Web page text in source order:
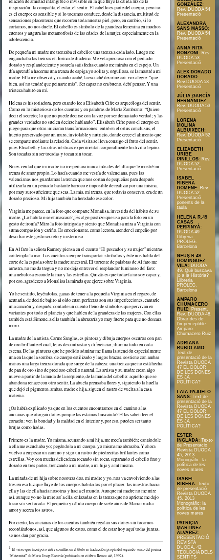
relación de amistad intangible o invisible en la que fluye la cálida luz de la
inspiración: la compañía, el estar, el sentir. El cabello es parte del cuerpo, pero no
es el cuerpo; es sensible y si lo tocamos conduce, desde la distancia, multitud de
sensaciones placenteras que recorren toda nuestra piel, pero, en cambio, si lo
cortamos, no nos duele. El cabello es símbolo de la grandeza femenina en muchos
cuentos y augura las metamorfosis de las edades de la mujer, especialmente en la
adolescencia.
De pequeña mi madre me trenzaba el cabello: una trenza a cada lado. Luego me
enganchaba las trenzas en forma de diadema. Me veía preciosa con el peinado
dorado y resplandeciente y sonreía satisfecha cuando me miraba en el espejo. Un
día aprendí a hacerme una trenza de espiga yo solita y, orgullosa, se la mostré a mi
madre. Ella me observó y, cuando acabé, la escuché decirme con voz alegre: “que
bien, así no tendré que peinarte más”. Ser capaz no era bueno, debí pensar. Y una
tristeza habitó en mí.
Helena es historiadora, pero cuando lee a Elisabeth Cifre es arqueóloga del sentir.
Como en lo misterioso de los cuentos y en palabras de María Zambrano: “Quiere
decir el secreto; lo que no puede decirse con la voz por ser demasiado verdad; y las
grandes verdades no suelen decirse hablando”. Elisabeth Cifre puso el cuerpo en
juego para que otras iniciaran transformaciones: entró en el ortus conclusus, el
huerto preservado por un muro, inviolable y nutricio, donde crece el alimento que
se comparte mediante la relación. Cada visita se lleva consigo el fruto del sentir,
pues Elisabeth y las otras místicas experimentan corporalmente lo divino lejano.
Son tocadas sin ser tocadas y tocan sin tocar.
No es verdad que mi madre no me peinara nunca más des del día que le mostré mi
trenza de amor propio. Lo hacía cuando me vestía de valenciana, pues las
valencianas nos guardamos la trenza que nos cortan de pequeñas para después
utilizarla en un peinado bastante barroco e imposible de realizar por una misma,
por muy autosuficiente que seas. La mía, mi trenza, que todavía conservo, era de un
dorado precioso. Mi hija también ha heredado ese color.
Virginia me parece, en la foto que comparte Monalisa, investida del hábito de su
madre. ¿Lo habita o se enmascara? ¿Es algo postizo que usa para la foto en un
gesto de ironía? Miro la foto intrigada y siento que Monalisa mira a Virginia con
suma compasión y cariño. Es emocionante, como lectora, atender el empeño por
descifrar este gesto secreto y misterioso.
En Al faro la señora Ramsey piensa en el cuento “El pescador y su mujer” mientras
contempla la mar. Los cuentos siempre transportan símbolos y éste nos habla del
corte de la espada sobre la madre ancestral. El torrente de palabras de Al faro me
arrastra, no me da tregua y no me deja entrever el resplandor luminoso del faro:
una nebulosa esconde la mar y las estrellas. Quizás es que todavía no soy capaz y,
por eso, agradezco a Monalisa la mirada que ejerce sobre Virginia.
Yo he sentido, leyéndolas, ganas de tener a la pequeña Virginia en el regazo, de
acunarla, de decirle bajito al oído cuan perfectas son sus imperfecciones, cantarle
una canción y, después, contarle un cuento lleno de símbolos que pervivan en
variantes por todo el planeta y que hablen de la grandeza de las mujeres. Con ellas
también está Simone, a ella también la abrazaría yo muy fuerte para que no deseara
morir.
La madre de la artista, Carme Sanglas, es pintora y dibuja cuerpos oscuros con pan
de oro brillante el cual, lejos de contrastar y diferenciar, ilumina todo en cada
escena. De las pinturas que he podido admirar me llama la atención especialmente
una en la que la sombra, de cuerpo estilizado y largos brazos, sostiene con ambas
manos una larga trenza dorada que surge de la cabeza: una trenza que no está hecha
de pan de oro sino de precioso cabello natural. La artista y su madre crean algo
nuevo a partir de la muda de la serpiente, de la muda del cabello: aquello que se
abandona renace con otro sentir. La abuela prensaba flores y, siguiendo la huella
que dejó el pigmento, ambas, madre e hija, siguen el rastro de vuelta a la casa
materna.
¿Os había explicado ya que en los cuentos encontramos en el camino a las
ancianas que otorgan dones porque las estamos buscando? Ellas saben leer el
corazón: ven la bondad y la maldad en el interior y, por eso, pueden ser tanto
brujas como hadas.
Primero es la madre. Yo misma, acunando a mi hija, me mecía también; cantándole
a ella me escuchaba yo; pegándola a mi cuerpo, yo misma me abrazaba. Y ahora
vuelvo a empezar un camino y sigo un rastro de piedrecitas brillantes como
estrellas. Voy con mucha delicadeza tocando sin tocar, separando el cabello fino y
dorado en tres partes, trenzando a mi madre, a mi hija y a mí misma.
La mirada de mi hija sobre nosotras dos, mi madre y yo, nos va envolviendo a las
tres en esa luz que fluye de los cuerpos habitados por el placer: las nuestras hacia
ella y las de ella hacia nosotras y hacia el mundo. Aunque mi madre no me mire
así, aunque yo no la mire así a ella, enlazadas en la trenza que no aprieta: me dejo
tocar sin ser tocada. El pequeño y cálido cuerpo de siete años de Maria irradia
amor y acerca los astros.
Por cierto, las ancianas de los cuentos también regalan sus dones sin tocarnos
recordándonos, así, que algunos de estos, como el de estar hoy aquí todas juntas,
se nos dan por gracia.
1 El verso que incorporo entre comillas en el título es traducción propia del segundo verso del poema
“Maternitat” de Maria Josep Escrivà (publicado en el libro Remor alè, 1992).
GONZÁLEZ:
Rev. DUODA 54
Presentació
ALEXANDRA
SANS MASSÓ:
Rev. DUODA 54
Presentació
ANNA RITA
RONZONI : Rev.
DUODA 53
Presentació
ALEX DORADO
DORADO:
Rev.DUODA 53
Presentació
JÚLIA GARCÍA
HERNÁNDEZ:
Rev. DUODA 53
Presentació
LORENA
MOLINA
ALBUIXECH :
Rev. DUODA 52
Presentació
ELIZABETH
URIBE
PINILLOS: Rev.
DUODA 52
Presentació
ISABEL
RIBERA
DOMENE: Rev.
DUODA 52
Presentació
ponents de la
taula
HELENA R.49
CASAS
PERPINYÀ:
DUODA 49.
Llibreria
PRÒLEG.
Barcelona
NEUS R.49
DOMÍNGUEZ
VILA: DUODA
49. Què buscava
jo a la Història?
Llibreria
PRÒLEG.
Barcelona
AMPARO
CHUMACERO
RUIZ: Present.
Rev. DUODA 48.
Obrar des de
l’imperceptible.
Amparo
Chumacero Ruiz
ADRIANA
RUBIO AMO:
Text de
presentació de la
Revista DUODA
47 EL DOLOR
DE LES DONES
ÉS JA
POLÍTICA?
LAIA PAJUELO
SANS: Text de
presentació de la
Revista DUODA
47 EL DOLOR
DE LES DONES
ÉS JA
POLÍTICA?
ESTER
INGLADA: Texto
de Presentació
Revista DUODA
45, 2013
Monogràfic: la
política de les
noves mares
ISABEL
RIBERA: Texto
de presentació
Revista DUODA
45, 2013
Monogràfic: la
política de les
noves mares
PATRICIA
MARTÍNEZ
ÀLVAREZ:
PRESENTACIÓ
REVISTA
DUODA, 42
TEOLOGIA DELS
SENTITS